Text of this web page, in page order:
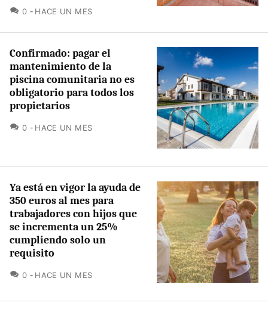
0 COMENTARIOS
HACE UN MES
Confirmado: pagar el
mantenimiento de la
piscina comunitaria no es
obligatorio para todos los
propietarios
0 COMENTARIOS
HACE UN MES
Ya está en vigor la ayuda de
350 euros al mes para
trabajadores con hijos que
se incrementa un 25%
cumpliendo solo un
requisito
0 COMENTARIOS
HACE UN MES